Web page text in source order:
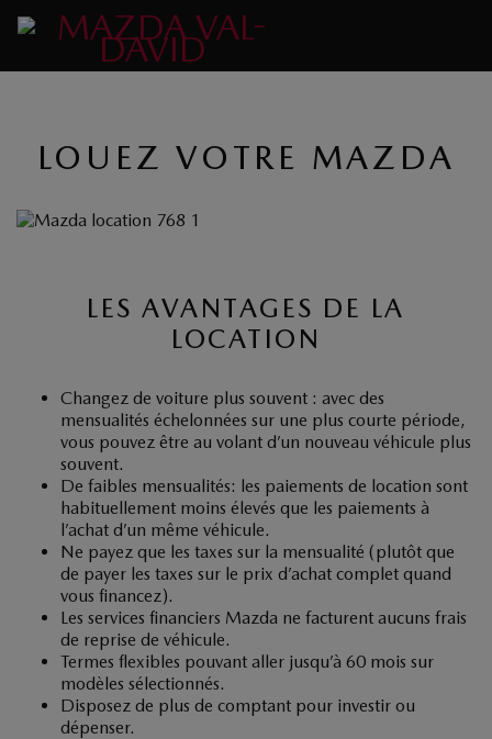
LOUEZ VOTRE MAZDA
LES AVANTAGES DE LA
LOCATION
Changez de voiture plus souvent : avec des
mensualités échelonnées sur une plus courte période,
vous pouvez être au volant d’un nouveau véhicule plus
souvent.
De faibles mensualités: les paiements de location sont
habituellement moins élevés que les paiements à
l’achat d’un même véhicule.
Ne payez que les taxes sur la mensualité (plutôt que
de payer les taxes sur le prix d’achat complet quand
vous financez).
Les services financiers Mazda ne facturent aucuns frais
de reprise de véhicule.
Termes flexibles pouvant aller jusqu’à 60 mois sur
modèles sélectionnés.
Disposez de plus de comptant pour investir ou
dépenser.